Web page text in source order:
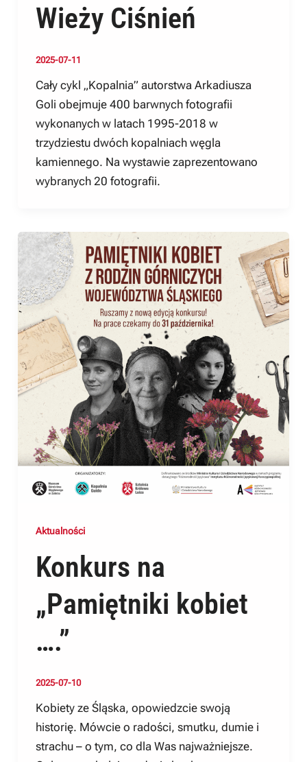
Wieży Ciśnień
2025-07-11
Cały cykl „Kopalnia” autorstwa Arkadiusza
Goli obejmuje 400 barwnych fotografii
wykonanych w latach 1995-2018 w
trzydziestu dwóch kopalniach węgla
kamiennego. Na wystawie zaprezentowano
wybranych 20 fotografii.
Aktualności
Konkurs na
„Pamiętniki kobiet
….”
2025-07-10
Kobiety ze Śląska, opowiedzcie swoją
historię. Mówcie o radości, smutku, dumie i
strachu – o tym, co dla Was najważniejsze.